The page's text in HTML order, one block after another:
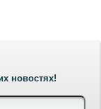
новостях!